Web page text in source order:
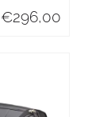
€296,00